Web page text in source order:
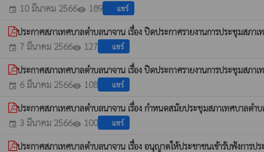
event 10 มีนาคม 2566visibility 189 แชร์
ประกาศสภาเทศบาลตำบลนาจาน เรื่อง ปิดประกาศรายงานการประชุมส
event 7 มีนาคม 2566visibility 127 แชร์
ประกาศสภาเทศบาลตำบลนาจาน เรื่อง ปิดประกาศรายงานการประชุมส
event 6 มีนาคม 2566visibility 108 แชร์
ประกาศสภาเทศบาลตำบลนาจาน เรื่อง กำหนดสมัยประชุมสภาเทศบาล
event 3 มีนาคม 2566visibility 100 แชร์
ประกาศสภาเทศบาลตำบลนาจาน เรื่อง อนุญาตให้ประชาชนเข้ารับฟังกา